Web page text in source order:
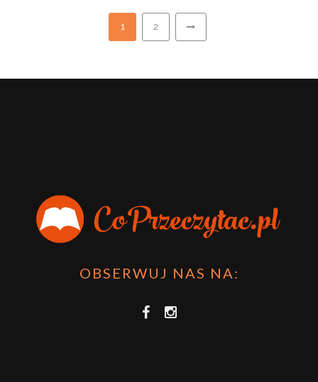
1 2
OBSERWUJ NAS NA: